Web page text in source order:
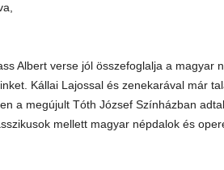
Albert verse jól összefoglalja a magyar
Kállai Lajossal és zenekarával már
a megújult Tóth József Színházban
mellett magyar népdalok és